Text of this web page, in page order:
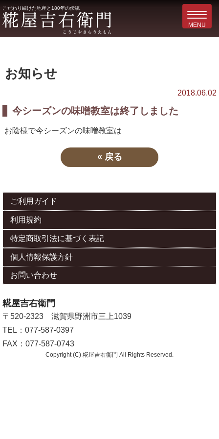
こだわり続けた地産と180年の伝統
お知らせ
2018.06.02
今シーズンの味噌教室は終了しました
お陰様で今シーズンの味噌教室は
« 戻る
ご利用ガイド
利用規約
特定商取引法に基づく表記
個人情報保護方針
お問い合わせ
糀屋吉右衛門
〒520-2323 滋賀県野洲市三上1039
TEL：077-587-0397
FAX：077-587-0743
Copyright (C) 糀屋吉右衛門 All Rights Reserved.